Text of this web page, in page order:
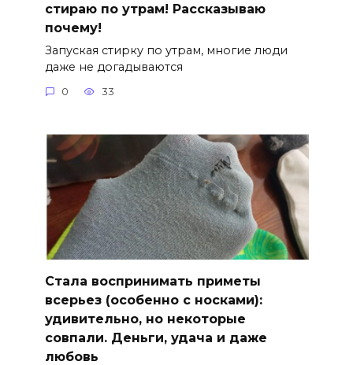
стираю по утрам! Рассказываю
почему!
Запуская стирку по утрам, многие люди
даже не догадываются
0 33
Стала воспринимать приметы
всерьез (особенно с носками):
удивительно, но некоторые
совпали. Деньги, удача и даже
любовь